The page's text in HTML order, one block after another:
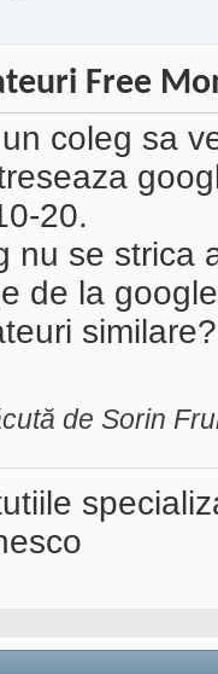
Free
coleg sa
20.
nu se strica
de la
similare?
de Sorin